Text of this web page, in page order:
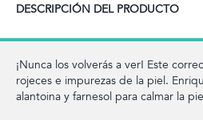
DESCRIPCIÓN DEL PRODUCTO
¡Nunca los volverás a ver! Este
rojeces e impurezas de la piel.
alantoina y farnesol para calmar la